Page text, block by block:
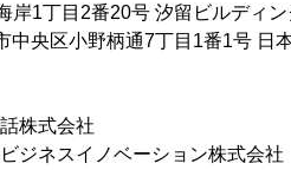
岸1丁目2番20号 汐留ビルディ
小野柄通7丁目1番1号 日本
会社
ベーション株式会社